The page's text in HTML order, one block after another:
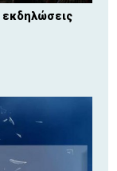
εκδηλώσεις